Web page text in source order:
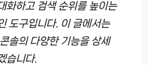
화하고 검색 순위를 높이는
도구입니다. 이 글에서는
솔의 다양한 기능을 상세
습니다.